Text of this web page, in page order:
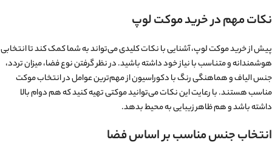
نکات مهم در خرید موکت لوپ
پیش از خرید موکت لوپ، آشنایی با نکات کلیدی می‌تواند به شما کمک کند تا انتخابی
هوشمندانه و متناسب با نیاز خود داشته باشید. در نظر گرفتن نوع فضا، میزان تردد،
جنس الیاف و هماهنگی رنگ با دکوراسیون از مهم‌ترین عوامل در انتخاب موکت
مناسب هستند. با رعایت این نکات می‌توانید موکتی تهیه کنید که هم دوام بالا
داشته باشد و هم ظاهر زیبایی به محیط بدهد.
انتخاب جنس مناسب بر اساس فضا